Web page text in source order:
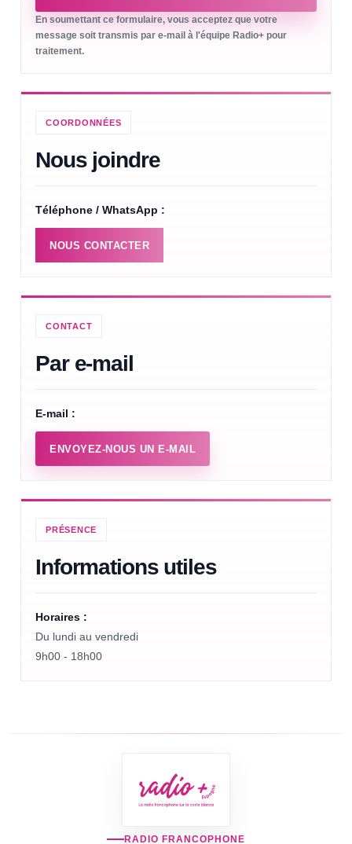
En soumettant ce formulaire, vous acceptez que votre
message soit transmis par e-mail à l'équipe Radio+ pour
traitement.
COORDONNÉES
Nous joindre
Téléphone / WhatsApp :
NOUS CONTACTER
CONTACT
Par e-mail
E-mail :
ENVOYEZ-NOUS UN E-MAIL
PRÉSENCE
Informations utiles
Horaires :
Du lundi au vendredi
9h00 - 18h00
RADIO FRANCOPHONE